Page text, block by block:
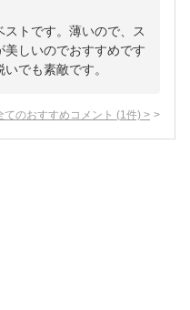
トです。薄いので、ス
しいのでおすすめです
でも素敵です。
てのおすすめコメント (1 件) >